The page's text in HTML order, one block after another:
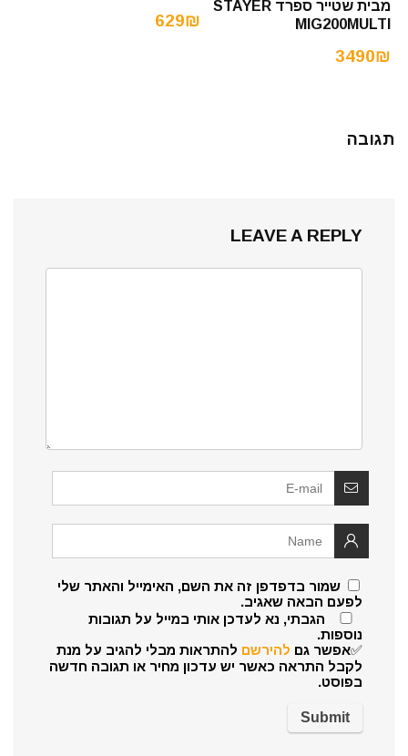
מבית שטייר ספרד STAYER
MIG200MULTI
3490₪
629₪
תגובה
LEAVE A REPLY
שמור בדפדפן זה את השם, האימייל והאתר שלי
לפעם הבאה שאגיב.
הגבתי, נא לעדכן אותי במייל על תגובות
נוספות.
✅אפשר גם להירשם להתראות מבלי להגיב על מנת
לקבל התראה כאשר יש עדכון מחיר או תגובה חדשה
בפוסט.